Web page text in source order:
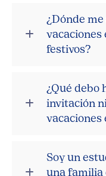
¿Dónde
vacaciones
festivos?
¿Qué debo
invitación
vacaciones
Soy un
una familia